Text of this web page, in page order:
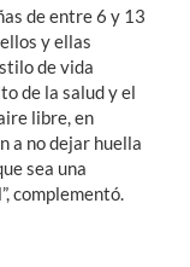
de entre 6 y 13
y ellas
de vida
de la salud y el
libre, en
a no dejar huella
sea una
complementó.